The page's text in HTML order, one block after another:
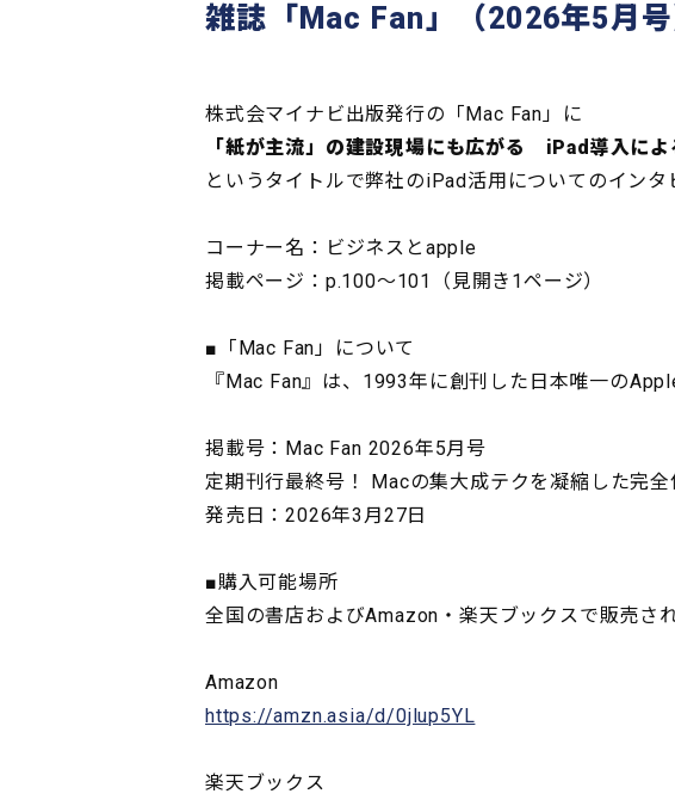
雑誌「Mac Fan」（2026年5月
株式会マイナビ出版発行の「Mac Fan」に
「紙が主流」の建設現場にも広がる iPad導入によ
というタイトルで弊社のiPad活用についてのインタ
コーナー名：ビジネスとapple
掲載ページ：p.100～101（見開き1ページ）
■「Mac Fan」について
『Mac Fan』は、1993年に創刊した日本唯一の
掲載号：Mac Fan 2026年5月号
定期刊行最終号！ Macの集大成テクを凝縮した完全
発売日：2026年3月27日
■購入可能場所
全国の書店およびAmazon・楽天ブックスで販売され
Amazon
https://amzn.asia/d/0jlup5YL
楽天ブックス